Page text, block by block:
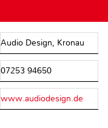
Audio Design, Kronau
07253 94650
www.audiodesign.de